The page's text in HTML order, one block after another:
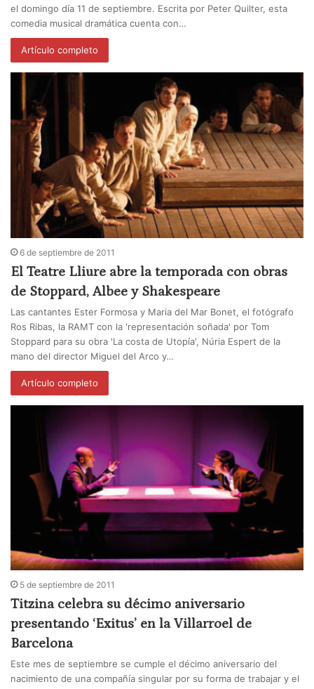
el domingo día 11 de septiembre. Escrita por Peter Quilter, esta
comedia musical dramática cuenta con…
Artículo completo
6 de septiembre de 2011
El Teatre Lliure abre la temporada con obras
de Stoppard, Albee y Shakespeare
Las cantantes Ester Formosa y Maria del Mar Bonet, el fotógrafo
Ros Ribas, la RAMT con la 'representación soñada' por Tom
Stoppard para su obra 'La costa de Utopía', Núria Espert de la
mano del director Miguel del Arco y…
Artículo completo
5 de septiembre de 2011
Titzina celebra su décimo aniversario
presentando ‘Exitus’ en la Villarroel de
Barcelona
Este mes de septiembre se cumple el décimo aniversario del
nacimiento de una compañía singular por su forma de trabajar y el